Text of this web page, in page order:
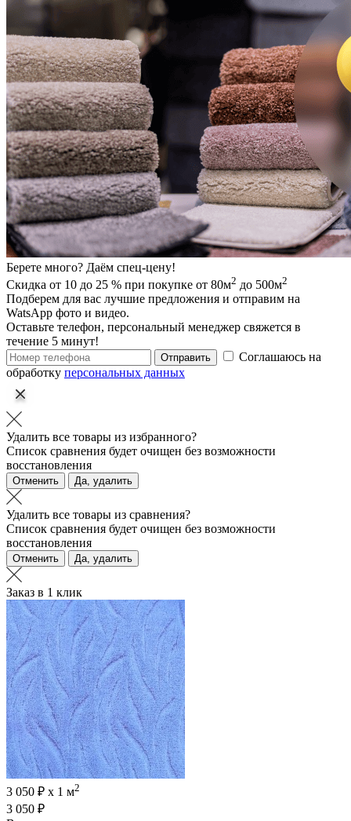
Берете много? Даём спец-цену!
Скидка от 10 до 25 % при покупке от 80м2 до 500м2
Подберем для вас лучшие предложения и отправим на
WatsApp фото и видео.
Оставьте телефон, персональный менеджер свяжется в
течение 5 минут!
Отправить
Соглашаюсь на
обработку персональных данных
Удалить все товары из избранного?
Список сравнения будет очищен без возможности
восстановления
Отменить Да, удалить
Удалить все товары из сравнения?
Список сравнения будет очищен без возможности
восстановления
Отменить Да, удалить
Заказ в 1 клик
3 050 ₽ х 1 м2
3 050 ₽